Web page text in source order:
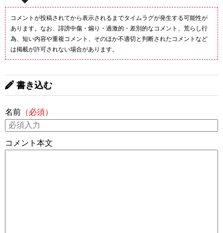
コメントが投稿されてから表示されるまでタイムラグが発生する可能性が
あります。なお、誹謗中傷・煽り・過激的・差別的なコメント、荒らし行
為、短い内容や重複コメント、そのほか不適切と判断されたコメントなど
は掲載が許可されない場合があります。
書き込む
名前 （必須）
コメント本文